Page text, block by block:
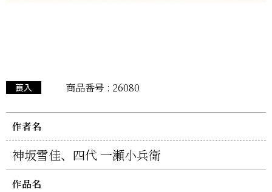
莨入 商品番号 : 26080
作者名
神坂雪佳、四代 一瀬小兵衛
作品名